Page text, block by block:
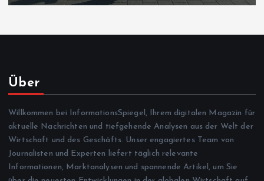
Über
Willkommen bei InformationsSpiegel, Ihrem digitalen Magazin für
aktuelle Nachrichten und tiefgehende Analysen aus der Welt der
Wirtschaft und des Geschäfts. Unser engagiertes Team von
Journalisten und Experten liefert täglich relevante
Informationen, Marktanalysen und spannende Artikel, um Sie